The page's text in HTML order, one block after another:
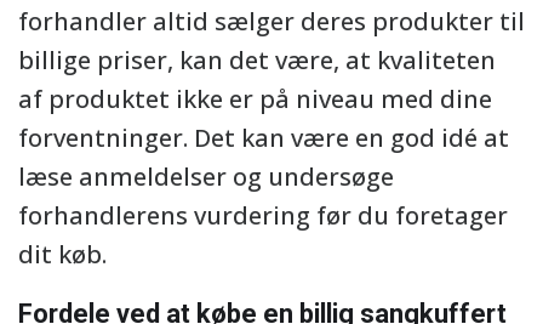
forhandler altid sælger deres produkter til
billige priser, kan det være, at kvaliteten
af ​​produktet ikke er på niveau med dine
forventninger. Det kan være en god idé at
læse anmeldelser og undersøge
forhandlerens vurdering før du foretager
dit køb.
Fordele ved at købe en billig sangkuffert